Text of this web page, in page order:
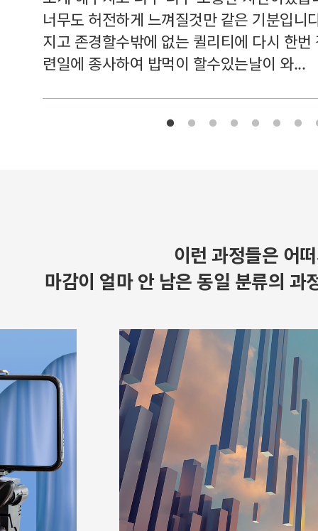
너무도 허전하게 느껴질것만 같은 기분입니
지고 존경할수밖에 없는 퀼리티에 다시 한
련일에 종사하여 밥먹이 할수있는날이 와...
이런 과정들은 어
마감이 얼마 안 남은 동일 분류의 과